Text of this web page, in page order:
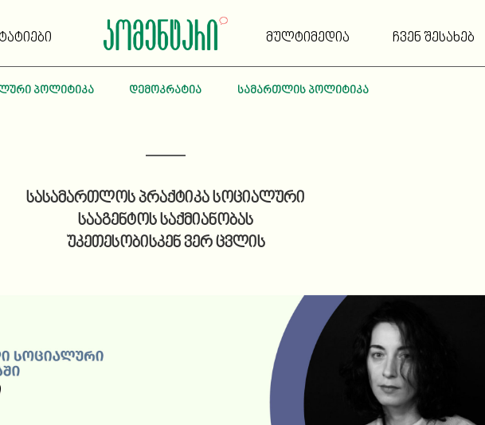
მულტიმედია ჩვენ შესახებ
პოლიტიკა დემოკრატია სამართლის პოლიტიკა
სასამართლოს პრაქტიკა სოციალური
სააგენტოს საქმიანობას
უკეთესობისკენ ვერ ცვლის